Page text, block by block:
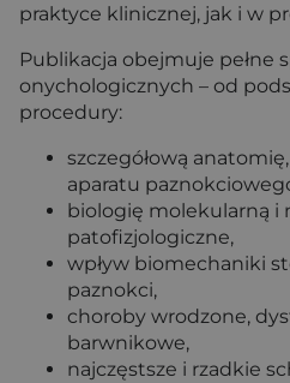
praktyce klinicznej, jak i w
Publikacja obejmuje pełne
onychologicznych – od
procedury:
szczegółową
aparatu
biologię molekularną i
patofizjologiczne,
wpływ biomechaniki
paznokci,
choroby wrodzone,
barwnikowe,
najczęstsze i rzadkie